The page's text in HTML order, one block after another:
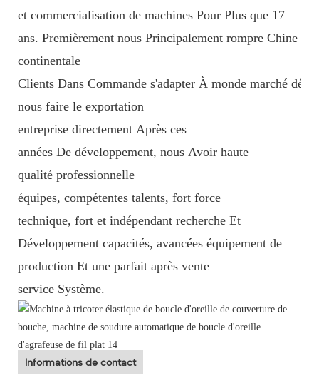
et commercialisation de machines Pour Plus que 17
ans. Premièrement nous Principalement rompre Chine
continentale
Clients Dans Commande s'adapter À monde marché
nous faire le exportation
entreprise directement Après ces
années De développement, nous Avoir haute
qualité professionnelle
équipes, compétentes talents, fort force
technique, fort et indépendant recherche Et
Développement capacités, avancées équipement de
production Et une parfait après vente
service Système.
Informations de contact